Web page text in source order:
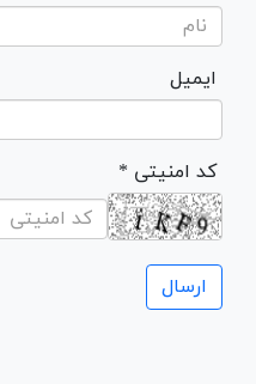
ایمیل
* کد امنیتی